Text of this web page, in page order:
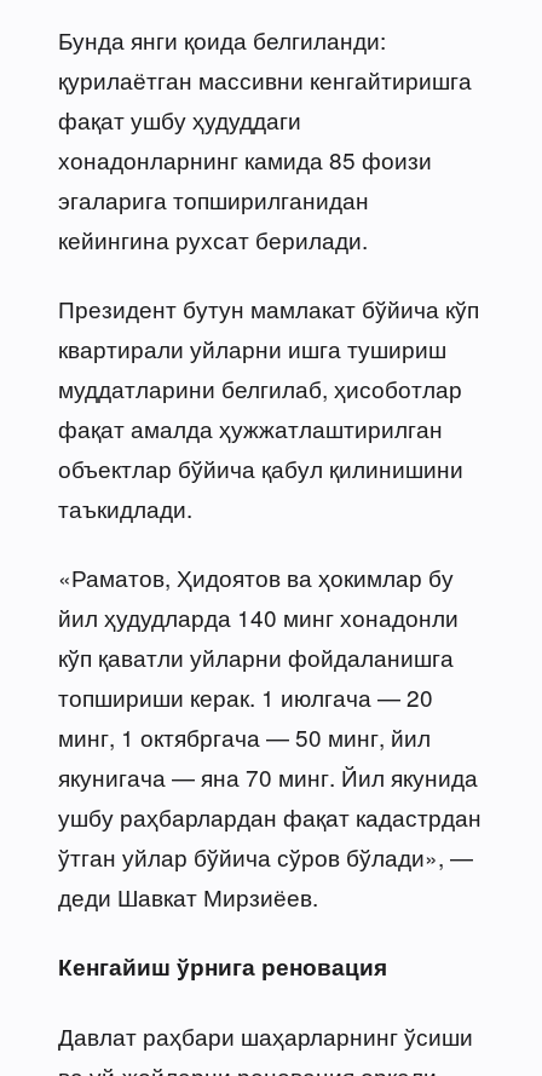
Бунда янги қоида белгиланди:
қурилаётган массивни кенгайтиришга
фақат ушбу ҳудуддаги
хонадонларнинг камида 85 фоизи
эгаларига топширилганидан
кейингина рухсат берилади.
Президент бутун мамлакат бўйича кўп
квартирали уйларни ишга тушириш
муддатларини белгилаб, ҳисоботлар
фақат амалда ҳужжатлаштирилган
объектлар бўйича қабул қилинишини
таъкидлади.
«Раматов, Ҳидоятов ва ҳокимлар бу
йил ҳудудларда 140 минг хонадонли
кўп қаватли уйларни фойдаланишга
топшириши керак. 1 июлгача — 20
минг, 1 октябргача — 50 минг, йил
якунигача — яна 70 минг. Йил якунида
ушбу раҳбарлардан фақат кадастрдан
ўтган уйлар бўйича сўров бўлади», —
деди Шавкат Мирзиёев.
Кенгайиш ўрнига реновация
Давлат раҳбари шаҳарларнинг ўсиши